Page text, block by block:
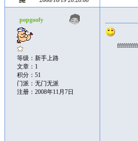
popgoofy
等级：新手上路
文章：1
积分：51
门派：无门无派
注册：2008年11月7日